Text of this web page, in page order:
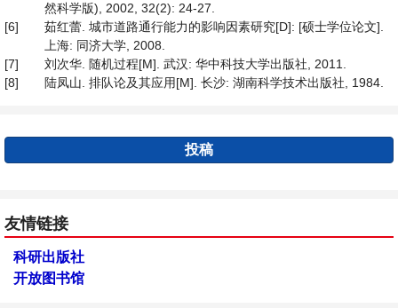
然科学版), 2002, 32(2): 24-27.
[6]
茹红蕾. 城市道路通行能力的影响因素研究[D]: [硕士学位论文].
上海: 同济大学, 2008.
[7]
刘次华. 随机过程[M]. 武汉: 华中科技大学出版社, 2011.
[8]
陆凤山. 排队论及其应用[M]. 长沙: 湖南科学技术出版社, 1984.
投稿
友情链接
科研出版社
开放图书馆